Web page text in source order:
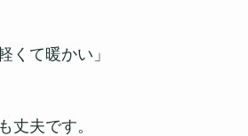
くて暖かい」
丈夫です。